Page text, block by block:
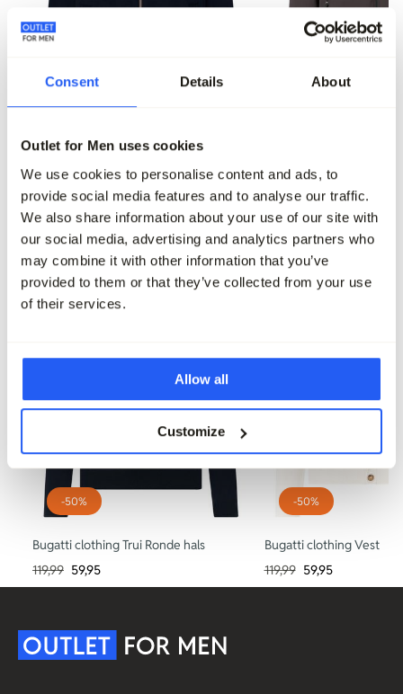
Consent Details About
Outlet for Men uses cookies
We use cookies to personalise content and ads, to
provide social media features and to analyse our traffic.
We also share information about your use of our site with
our social media, advertising and analytics partners who
may combine it with other information that you’ve
provided to them or that they’ve collected from your use
of their services.
Allow all
Customize
-50%
Bugatti clothing Gewatteerde jas
269,99 134,95
399,95 199,95
Maak je outfit compleet
-50%
Bugatti clothing Trui Ronde hals
119,99 59,95
-50%
Bugatti clothing Vest
119,99 59,95